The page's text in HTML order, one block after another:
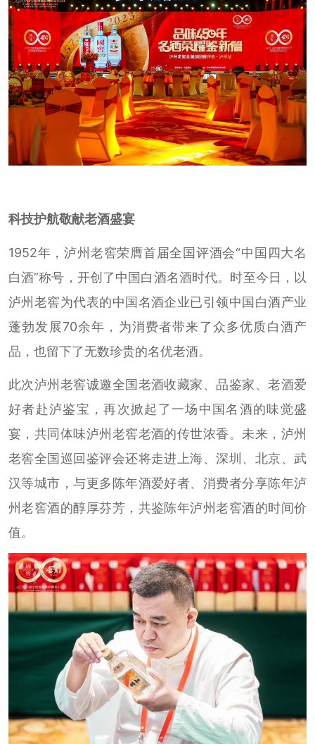
科技护航敬献老酒盛宴
1952年，泸州老窖荣膺首届全国评酒会“中国四大名
白酒”称号，开创了中国白酒名酒时代。时至今日，以
泸州老窖为代表的中国名酒企业已引领中国白酒产业
蓬勃发展70余年，为消费者带来了众多优质白酒产
品，也留下了无数珍贵的名优老酒。
此次泸州老窖诚邀全国老酒收藏家、品鉴家、老酒爱
好者赴泸鉴宝，再次掀起了一场中国名酒的味觉盛
宴，共同体味泸州老窖老酒的传世浓香。未来，泸州
老窖全国巡回鉴评会还将走进上海、深圳、北京、武
汉等城市，与更多陈年酒爱好者、消费者分享陈年泸
州老窖酒的醇厚芬芳，共鉴陈年泸州老窖酒的时间价
值。